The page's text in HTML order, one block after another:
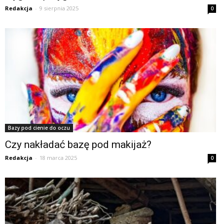
Redakcja - 9 sierpnia 2025 0
Bazy pod cienie do oczu
Czy nakładać bazę pod makijaż?
Redakcja - 18 marca 2025 0